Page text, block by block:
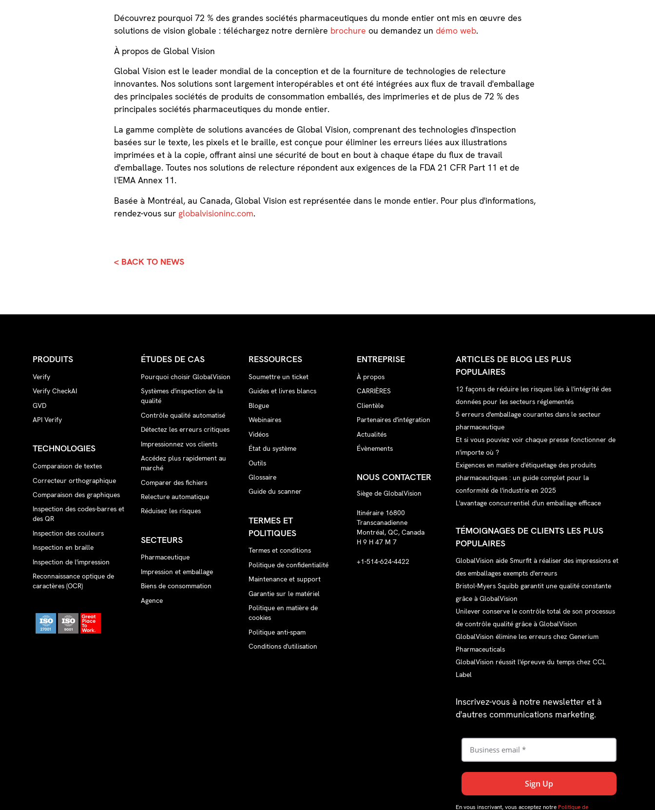
Découvrez pourquoi 72 % des grandes sociétés pharmaceutiques du monde entier ont mis en œuvre des
solutions de vision globale : téléchargez notre dernière brochure ou demandez un démo web.
À propos de Global Vision
Global Vision est le leader mondial de la conception et de la fourniture de technologies de relecture
innovantes. Nos solutions sont largement interopérables et ont été intégrées aux flux de travail d'emballage
des principales sociétés de produits de consommation emballés, des imprimeries et de plus de 72 % des
principales sociétés pharmaceutiques du monde entier.
La gamme complète de solutions avancées de Global Vision, comprenant des technologies d'inspection
basées sur le texte, les pixels et le braille, est conçue pour éliminer les erreurs liées aux illustrations
imprimées et à la copie, offrant ainsi une sécurité de bout en bout à chaque étape du flux de travail
d'emballage. Toutes nos solutions de relecture répondent aux exigences de la FDA 21 CFR Part 11 et de
l'EMA Annex 11.
Basée à Montréal, au Canada, Global Vision est représentée dans le monde entier. Pour plus d'informations,
rendez-vous sur globalvisioninc.com.
< BACK TO NEWS
PRODUITS
Verify
Verify CheckAI
GVD
API Verify
TECHNOLOGIES
Comparaison de textes
Correcteur orthographique
Comparaison des graphiques
Inspection des codes-barres et
des QR
Inspection des couleurs
Inspection en braille
Inspection de l'impression
Reconnaissance optique de
caractères (OCR)
ÉTUDES DE CAS
Pourquoi choisir GlobalVision
Systèmes d'inspection de la
qualité
Contrôle qualité automatisé
Détectez les erreurs critiques
Impressionnez vos clients
Accédez plus rapidement au
marché
Comparer des fichiers
Relecture automatique
Réduisez les risques
SECTEURS
Pharmaceutique
Impression et emballage
Biens de consommation
Agence
RESSOURCES
Soumettre un ticket
Guides et livres blancs
Blogue
Webinaires
Vidéos
État du système
Outils
Glossaire
Guide du scanner
TERMES ET
POLITIQUES
Termes et conditions
Politique de confidentialité
Maintenance et support
Garantie sur le matériel
Politique en matière de
cookies
Politique anti-spam
Conditions d'utilisation
ENTREPRISE
À propos
CARRIÈRES
Clientèle
Partenaires d'intégration
Actualités
Évènements
NOUS CONTACTER
Siège de GlobalVision
Itinéraire 16800
Transcanadienne
Montréal, QC, Canada
H 9 H 47 M 7
+1-514-624-4422
ARTICLES DE BLOG LES PLUS
POPULAIRES
12 façons de réduire les risques liés à l'intégrité des
données pour les secteurs réglementés
5 erreurs d'emballage courantes dans le secteur
pharmaceutique
Et si vous pouviez voir chaque presse fonctionner de
n'importe où ?
Exigences en matière d'étiquetage des produits
pharmaceutiques : un guide complet pour la
conformité de l'industrie en 2025
L'avantage concurrentiel d'un emballage efficace
TÉMOIGNAGES DE CLIENTS LES PLUS
POPULAIRES
GlobalVision aide Smurfit à réaliser des impressions et
des emballages exempts d'erreurs
Bristol-Myers Squibb garantit une qualité constante
grâce à GlobalVision
Unilever conserve le contrôle total de son processus
de contrôle qualité grâce à GlobalVision
GlobalVision élimine les erreurs chez Generium
Pharmaceuticals
GlobalVision réussit l'épreuve du temps chez CCL
Label
Inscrivez-vous à notre newsletter et à
d'autres communications marketing.
En vous inscrivant, vous acceptez notre Politique de